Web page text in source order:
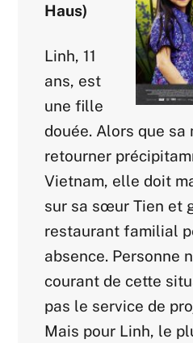
Haus)
Linh, 11
ans, est
une fille
douée. Alors que sa
retourner
Vietnam, elle doit
sur sa sœur Tien et
restaurant familial
absence. Personne
courant de cette
pas le service de
Mais pour Linh, le